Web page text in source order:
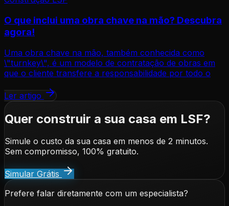
O que inclui uma obra chave na mão? Descubra
agora!
Uma obra chave na mão, também conhecida como
\"turnkey\", é um modelo de contratação de obras em
que o cliente transfere a responsabilidade por todo o
Ler artigo
Quer construir a sua casa em LSF?
Simule o custo da sua casa em menos de 2 minutos.
Sem compromisso, 100% gratuito.
Simular Grátis
Prefere falar diretamente com um especialista?